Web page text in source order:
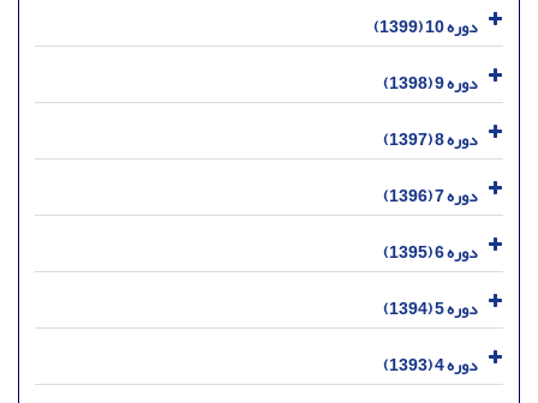
دوره 10 (1399)
دوره 9 (1398)
دوره 8 (1397)
دوره 7 (1396)
دوره 6 (1395)
دوره 5 (1394)
دوره 4 (1393)